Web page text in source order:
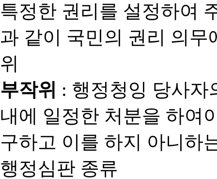
특정한 권리를 설정하여
과 같이 국민의 권리 의
위
부작위 : 행정청잉 당사자
내에 일정한 처분을 하여
구하고 이를 하지 아니하
행정심판 종류